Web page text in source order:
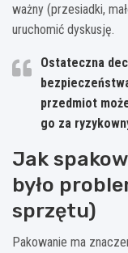
ważny (przesiadki,
uruchomić dyskusję.
Ostateczna
przedmiot
go za
Jak
było
sprzętu)
Pakowanie ma